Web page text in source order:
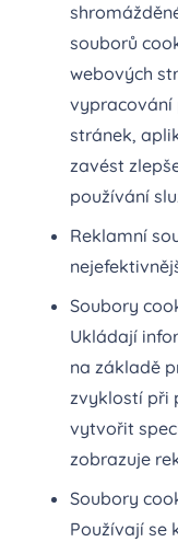
souborů
webových
vypracování
stránek,
zavést
používání
Reklamní
Soubory
Ukládají
na základě
zvyklostí při
vytvořit
zobrazuje
Soubory
Používají se